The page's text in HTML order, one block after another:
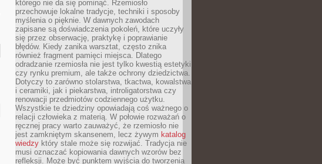
którego nie da się pominąć. Rzemiosło
przechowuje lokalne tradycje, techniki i sposoby
myślenia o pięknie. W dawnych zawodach
zapisane są doświadczenia pokoleń, które uczyły
się przez obserwację, praktykę i poprawianie
błędów. Kiedy zanika warsztat, często znika
również fragment pamięci miejsca. Dlatego
odradzanie rzemiosła nie jest tylko kwestią estetyki
czy rynku premium, ale także ochrony dziedzictwa.
Dotyczy to zarówno stolarstwa, tkactwa, kowalstwa
i ceramiki, jak i piekarstwa, introligatorstwa czy
renowacji przedmiotów codziennego użytku.
Wszystkie te dziedziny opowiadają coś ważnego o
relacji człowieka z materią. W połowie rozważań o
ręcznej pracy warto zauważyć, że rzemiosło nie
jest zamkniętym skansenem, lecz żywym katalog
wiedzy który stale może się rozwijać. Tradycja nie
musi oznaczać kopiowania dawnych wzorów bez
refleksji. Może być punktem wyjścia do tworzenia